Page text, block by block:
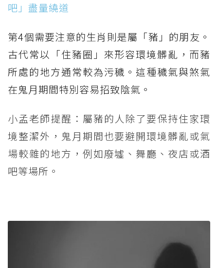
吧」盡量繞道
第4個需要注意的生肖則是屬「豬」的朋友。
古代常以「住豬圈」來形容環境髒亂，而豬
所處的地方通常較為污穢。這種穢氣與煞氣
在鬼月期間特別容易招致陰氣。
小孟老師提醒：屬豬的人除了要保持住家環
境整潔外，鬼月期間也要避開環境髒亂或氣
場較雜的地方，例如廢墟、舞廳、夜店或酒
吧等場所。